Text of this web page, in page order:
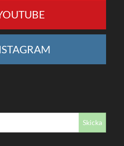
Skicka